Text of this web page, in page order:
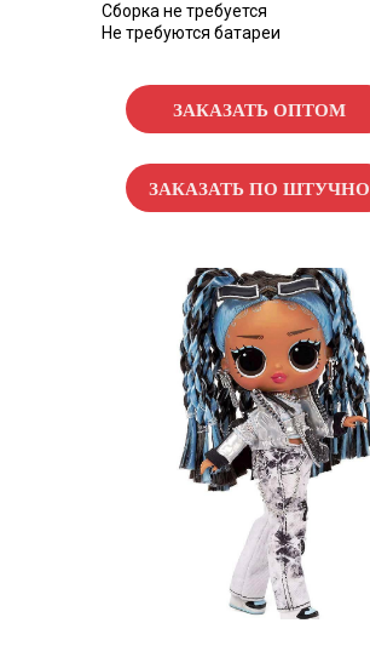
ЗАКАЗАТЬ ОПТОМ
ЗАКАЗАТЬ ПО ШТУЧНО
Сборка не требуется
Не требуются батареи